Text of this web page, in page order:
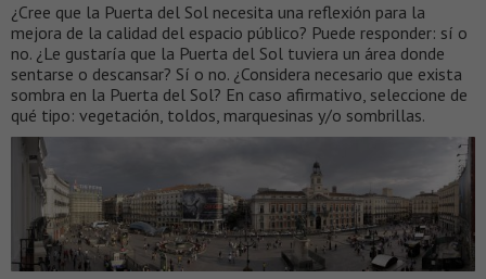
¿Cree que la Puerta del Sol necesita una reflexión para la
mejora de la calidad del espacio público? Puede responder: sí o
no. ¿Le gustaría que la Puerta del Sol tuviera un área donde
sentarse o descansar? Sí o no. ¿Considera necesario que exista
sombra en la Puerta del Sol? En caso afirmativo, seleccione de
qué tipo: vegetación, toldos, marquesinas y/o sombrillas.